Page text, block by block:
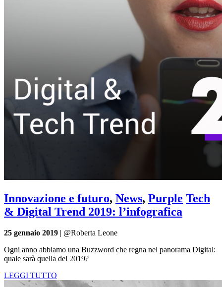
Innovazione e futuro, News, Purple Tech
& Digital Trend 2019: l’infografica
25 gennaio 2019 | @Roberta Leone
Ogni anno abbiamo una Buzzword che regna nel panorama Digital:
quale sarà quella del 2019?
LEGGI TUTTO